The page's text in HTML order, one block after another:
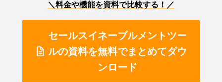
＼料金や機能を資料で比較する！／
セールスイネーブルメントツー
ルの資料を無料でまとめてダウ
ンロード